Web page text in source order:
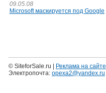
09.05.08
Microsoft маскируется под Google
© SiteforSale.ru | Реклама на сайте
Электропочта: opexa2@yandex.ru